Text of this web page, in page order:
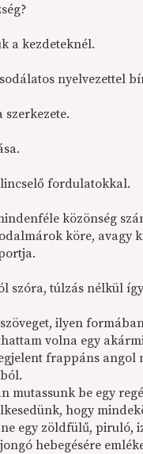
a kezdeteknél.
nyelvezettel
szerkezete.
fordulatokkal.
közönség
köre, avagy
szóra, túlzás nélkül
szöveget, ilyen
volna egy
frappáns angol
mutassunk be egy
hogy
egy zöldfülű, piruló,
hebegésére